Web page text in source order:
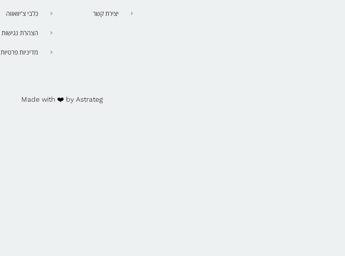
יצירת קשר כלבי צ'יוואווה
הצהרת נגישות
מדיניות פרטיות
Made with ❤️ by Astrateg